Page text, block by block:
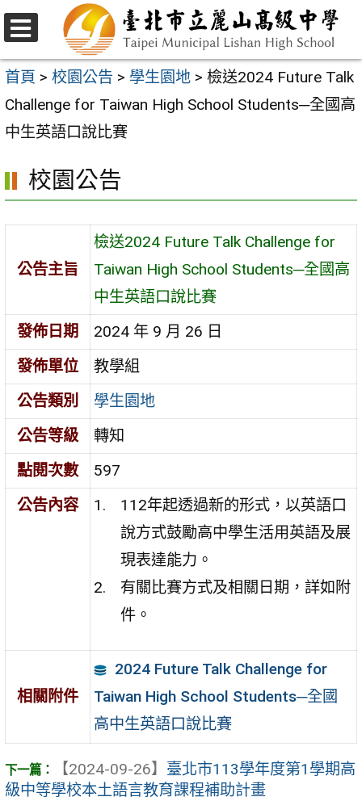
跳
至
主
要
內
區
選
單
首頁 > 校園公告 > 學生園地 > 檢送2024 Future Talk
Challenge for Taiwan High School Students─全國高
中生英語口說比賽
校園公告
公告主旨
檢送2024 Future Talk Challenge for
Taiwan High School Students─全國高
中生英語口說比賽
發佈日期
2024 年 9 月 26 日
發佈單位
教學組
公告類別
學生園地
公告等級
轉知
點閱次數
597
公告內容
112年起透過新的形式，以英語口
說方式鼓勵高中學生活用英語及展
現表達能力。
有關比賽方式及相關日期，詳如附
件。
相關附件
2024 Future Talk Challenge for
Taiwan High School Students─全國
高中生英語口說比賽
【2024-09-26】 臺北市113學年度第1學期高
級中等學校本土語言教育課程補助計畫